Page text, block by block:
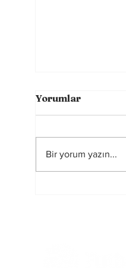
Yorumlar
Bir yorum yazın...